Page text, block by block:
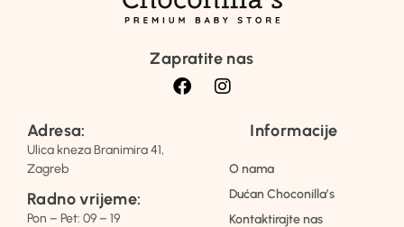
Zapratite nas
Adresa:
Ulica kneza Branimira 41,
Zagreb
Radno vrijeme:
Pon – Pet: 09 – 19
Informacije
O nama
Dućan Choconilla’s
Kontaktirajte nas